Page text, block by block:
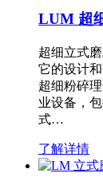
LUM 超
超细立式
它的设计
超细粉碎
业设备，
式…
了解详情